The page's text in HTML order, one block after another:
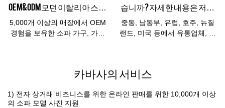
OEM&ODM 모던 이탈리아 스타
일의 거실 소파 공장입니다.
5,000개 이상의 매장에서 OEM
경험을 보유한 소파 가구, 가죽
제조업체를 생산합니다.
습니까? 자세한 내용은 저희
에게 연락하십시오
중동, 남동부, 유럽, 호주, 뉴질
랜드, 미국 등에서 유통업체, 도
카바사의 서비스
1) 전자 상거래 비즈니스를 위한 온라인 판매를 위한 10,000개 이상
의 소파 모델 사진 지원